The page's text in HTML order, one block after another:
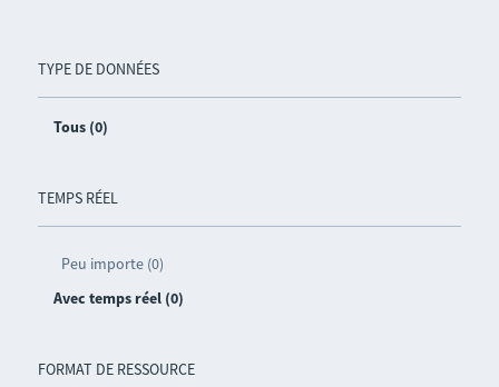
TYPE DE DONNÉES
Tous (0)
TEMPS RÉEL
Peu importe (0)
Avec temps réel (0)
FORMAT DE RESSOURCE